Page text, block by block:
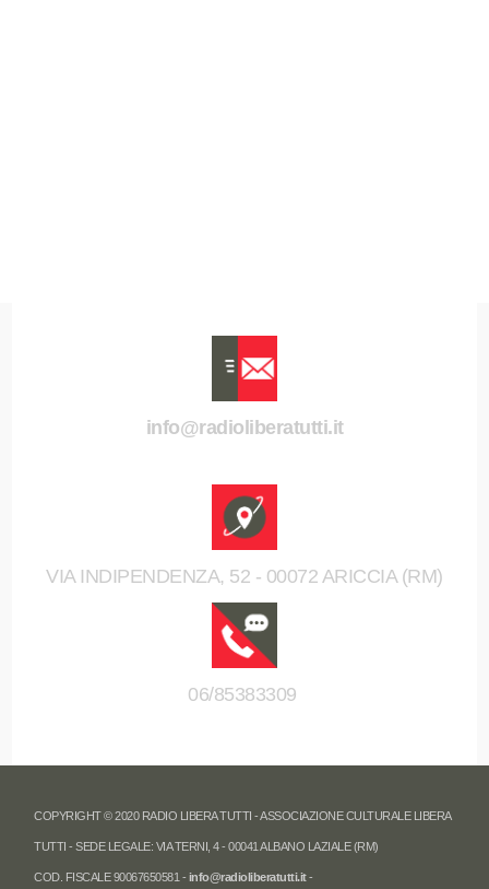
info@radioliberatutti.it
VIA INDIPENDENZA, 52 - 00072 ARICCIA (RM)
06/85383309
COPYRIGHT © 2020 RADIO LIBERA TUTTI - ASSOCIAZIONE CULTURALE LIBERA
TUTTI - SEDE LEGALE: VIA TERNI, 4 - 00041 ALBANO LAZIALE (RM)
COD. FISCALE 90067650581 - info@radioliberatutti.it-